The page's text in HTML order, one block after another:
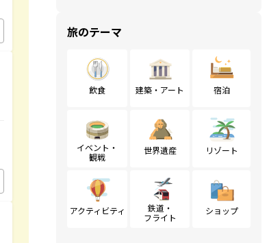
旅のテーマ
飲食 建築・アート 宿泊
イベント・
観戦
世界遺産 リゾート
アクティビティ
鉄道・
フライト
ショップ